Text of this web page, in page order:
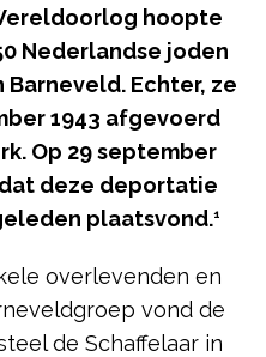
hoopte
Nederlandse joden
Echter, ze
1943 afgevoerd
Op 29 september
deze deportatie
plaatsvond.1
overlevenden en
vond de
de Schaffelaar in